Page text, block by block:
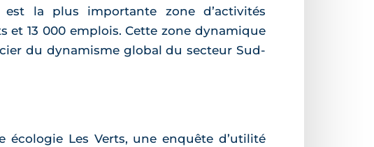
la plus importante zone d’activités
et 13 000 emplois. Cette zone dynamique
du dynamisme global du secteur Sud-
écologie Les Verts, une enquête d’utilité